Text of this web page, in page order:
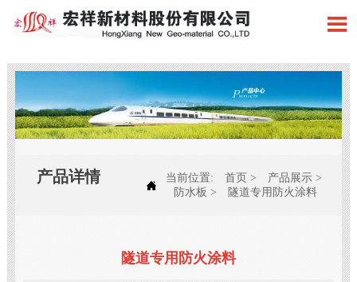

产品详情 
当前位置: 首页 > 产品展示 >
防水板 > 隧道专用防火涂料
隧道专用防火涂料